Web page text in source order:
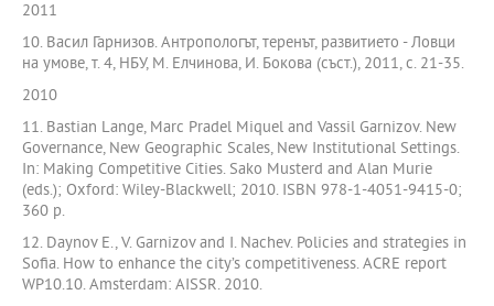
2011
10. Васил Гарнизов. Антропологът, теренът, развитието - Ловци
на умове, т. 4, НБУ, М. Елчинова, И. Бокова (съст.), 2011, с. 21-35.
2010
11. Bastian Lange, Marc Pradel Miquel and Vassil Garnizov. New
Governance, New Geographic Scales, New Institutional Settings.
In: Making Competitive Cities. Sako Musterd and Alan Murie
(eds.); Oxford: Wiley-Blackwell; 2010. ISBN 978-1-4051-9415-0;
360 p.
12. Daynov E., V. Garnizov and I. Nachev. Policies and strategies in
Sofia. How to enhance the city’s competitiveness. ACRE report
WP10.10. Amsterdam: AISSR. 2010.